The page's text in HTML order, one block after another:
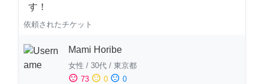
す！
依頼されたチケット
Mami Horibe
女性 / 30代 / 東京都
sentiment_satisfied 73 sentiment_neutral 0 sentiment_dissatisfied 0